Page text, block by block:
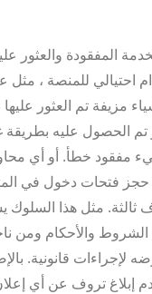
المفقودة والعثور
احتيالي للمنصة ،
مزيفة تم العثور عليها
الحصول عليه
مفقود خطأ. أو أي
فتحات دخول في
ثالثة. مثل هذا
الشروط والأحكام ومن
لإجراءات قانونية.
إبلاغ تروف عن أي